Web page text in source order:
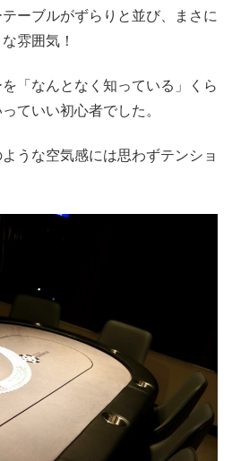
ーブルがずらりと並び、まさに
雰囲気！
「なんとなく知っている」くら
ていい初心者でした。
うな空気感には思わずテンショ